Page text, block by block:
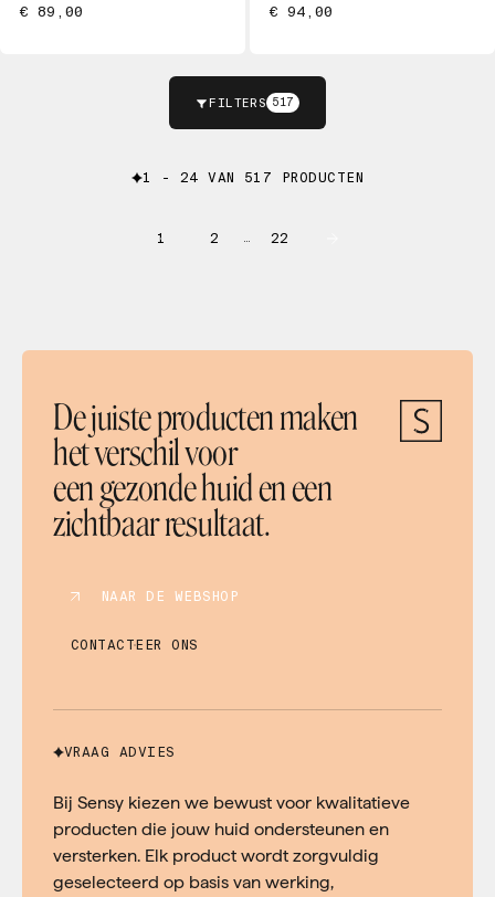
€ 89,00 € 94,00
FILTERS 517
1 - 24 VAN 517 PRODUCTEN
1 2 … 22
De juiste producten maken
het verschil voor
een gezonde huid en een
zichtbaar resultaat.
NAAR DE WEBSHOP
CONTACTEER ONS
VRAAG ADVIES
Bij Sensy kiezen we bewust voor kwalitatieve
producten die jouw huid ondersteunen en
versterken. Elk product wordt zorgvuldig
geselecteerd op basis van werking,